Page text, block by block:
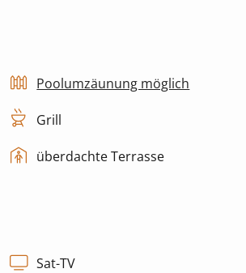
Poolumzäunung möglich
Grill
überdachte Terrasse
Sat-TV